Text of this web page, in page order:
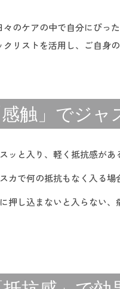
のケアの中で自分にぴっ
リストを活用し、ご自身
触」でジ
ッと入り、軽く抵抗感が
カで何の抵抗もなく入る
押し込まないと入らない